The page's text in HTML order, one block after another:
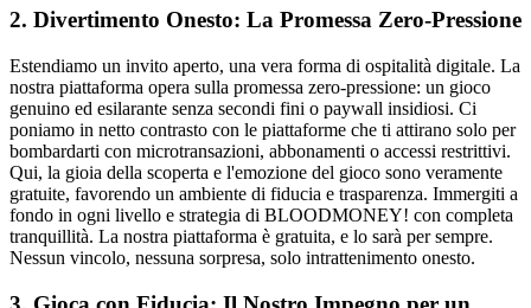
2. Divertimento Onesto: La Promessa Zero-Pressione
Estendiamo un invito aperto, una vera forma di ospitalità digitale. La
nostra piattaforma opera sulla promessa zero-pressione: un gioco
genuino ed esilarante senza secondi fini o paywall insidiosi. Ci
poniamo in netto contrasto con le piattaforme che ti attirano solo per
bombardarti con microtransazioni, abbonamenti o accessi restrittivi.
Qui, la gioia della scoperta e l'emozione del gioco sono veramente
gratuite, favorendo un ambiente di fiducia e trasparenza. Immergiti a
fondo in ogni livello e strategia di BLOODMONEY! con completa
tranquillità. La nostra piattaforma è gratuita, e lo sarà per sempre.
Nessun vincolo, nessuna sorpresa, solo intrattenimento onesto.